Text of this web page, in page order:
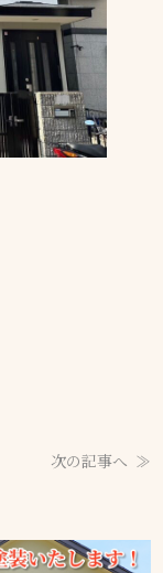
次の記事へ